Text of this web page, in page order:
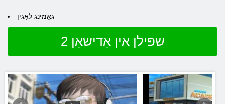
גאַמינג לאָגין
שפּילן אין אַדישאַן 2